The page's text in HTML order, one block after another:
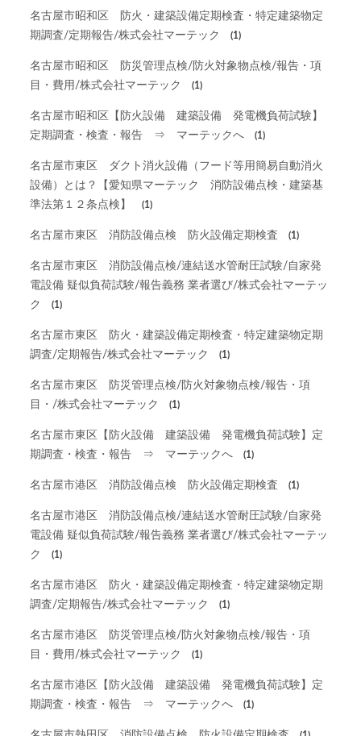
名古屋市昭和区 防火・建築設備定期検査・特定建築物定
期調査/定期報告/株式会社マーテック
(1)
名古屋市昭和区 防災管理点検/防火対象物点検/報告・項
目・費用/株式会社マーテック
(1)
名古屋市昭和区【防火設備 建築設備 発電機負荷試験】
定期調査・検査・報告 ⇒ マーテックへ
(1)
名古屋市東区 ダクト消火設備（フード等用簡易自動消火
設備）とは？【愛知県マーテック 消防設備点検・建築基
準法第１２条点検】
(1)
名古屋市東区 消防設備点検 防火設備定期検査 (1)
名古屋市東区 消防設備点検/連結送水管耐圧試験/自家発
電設備 疑似負荷試験/報告義務 業者選び/株式会社マーテッ
ク
(1)
名古屋市東区 防火・建築設備定期検査・特定建築物定期
調査/定期報告/株式会社マーテック
(1)
名古屋市東区 防災管理点検/防火対象物点検/報告・項
目・/株式会社マーテック
(1)
名古屋市東区【防火設備 建築設備 発電機負荷試験】定
期調査・検査・報告 ⇒ マーテックへ
(1)
名古屋市港区 消防設備点検 防火設備定期検査 (1)
名古屋市港区 消防設備点検/連結送水管耐圧試験/自家発
電設備 疑似負荷試験/報告義務 業者選び/株式会社マーテッ
ク
(1)
名古屋市港区 防火・建築設備定期検査・特定建築物定期
調査/定期報告/株式会社マーテック
(1)
名古屋市港区 防災管理点検/防火対象物点検/報告・項
目・費用/株式会社マーテック
(1)
名古屋市港区【防火設備 建築設備 発電機負荷試験】定
期調査・検査・報告 ⇒ マーテックへ
(1)